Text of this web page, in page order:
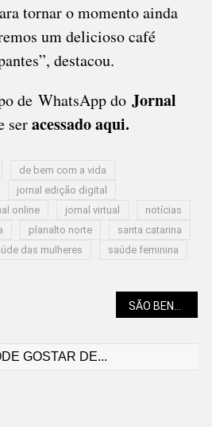
tornar o momento ainda
um delicioso café
destacou.
de WhatsApp do Jornal
seracessado aqui.
de bem com a vida
jornal edição digital
online jornal virtual
notícias
planalto norte
santa catarina
das mulheres
saúde feminina
GOSTAR DE...